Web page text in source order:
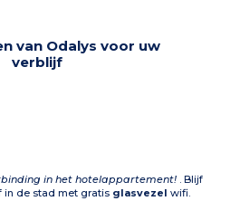
van Odalys voor uw
verblijf
in het hotelappartement! . Blijf
in de stad met gratis glasvezel wifi.